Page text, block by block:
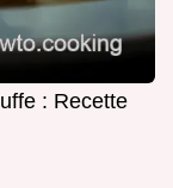
: Recette